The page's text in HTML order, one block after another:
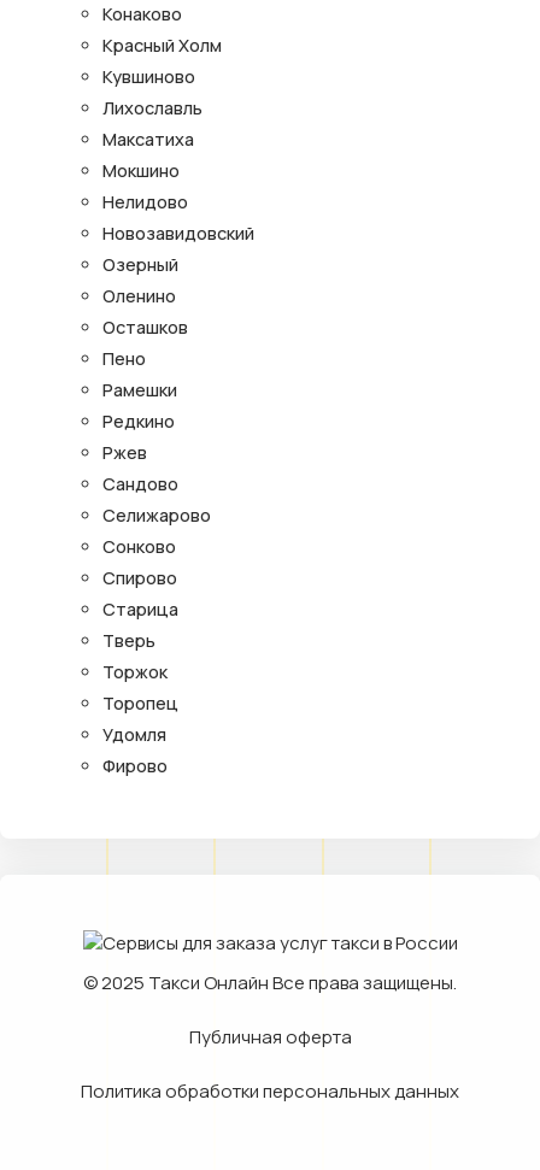
Конаково
Красный Холм
Кувшиново
Лихославль
Максатиха
Мокшино
Нелидово
Новозавидовский
Озерный
Оленино
Осташков
Пено
Рамешки
Редкино
Ржев
Сандово
Селижарово
Сонково
Спирово
Старица
Тверь
Торжок
Торопец
Удомля
Фирово
© 2025 Такси ОнлайнВсе права защищены.
Публичная оферта
Политика обработки персональных данных